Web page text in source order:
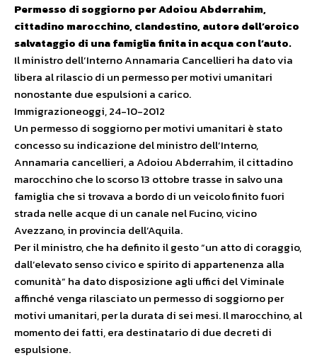
Permesso di soggiorno per Adoiou Abderrahim,
cittadino marocchino, clandestino, autore dell’eroico
salvataggio di una famiglia finita in acqua con l’auto.
Il ministro dell’Interno Annamaria Cancellieri ha dato via
libera al rilascio di un permesso per motivi umanitari
nonostante due espulsioni a carico.
Immigrazioneoggi, 24-10-2012
Un permesso di soggiorno per motivi umanitari è stato
concesso su indicazione del ministro dell’Interno,
Annamaria cancellieri, a Adoiou Abderrahim, il cittadino
marocchino che lo scorso 13 ottobre trasse in salvo una
famiglia che si trovava a bordo di un veicolo finito fuori
strada nelle acque di un canale nel Fucino, vicino
Avezzano, in provincia dell’Aquila.
Per il ministro, che ha definito il gesto “un atto di coraggio,
dall’elevato senso civico e spirito di appartenenza alla
comunità” ha dato disposizione agli uffici del Viminale
affinché venga rilasciato un permesso di soggiorno per
motivi umanitari, per la durata di sei mesi. Il marocchino, al
momento dei fatti, era destinatario di due decreti di
espulsione.